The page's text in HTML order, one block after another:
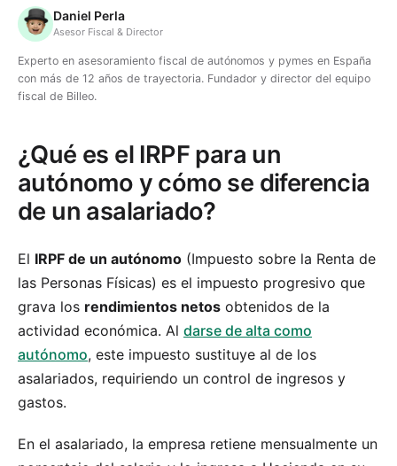
Daniel Perla
Asesor Fiscal & Director
Experto en asesoramiento fiscal de autónomos y pymes en España
con más de 12 años de trayectoria. Fundador y director del equipo
fiscal de Billeo.
¿Qué es el IRPF para un
autónomo y cómo se diferencia
de un asalariado?
El IRPF de un autónomo (Impuesto sobre la Renta de
las Personas Físicas) es el impuesto progresivo que
grava los rendimientos netos obtenidos de la
actividad económica. Al darse de alta como
autónomo, este impuesto sustituye al de los
asalariados, requiriendo un control de ingresos y
gastos.
En el asalariado, la empresa retiene mensualmente un